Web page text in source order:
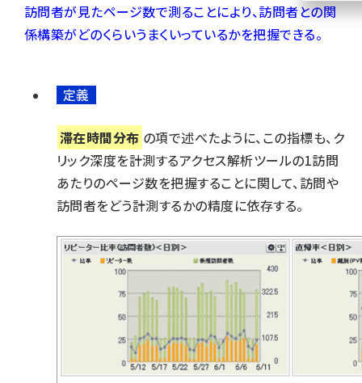
meo (1274)
llmo (1155)
訪問者が見たページ数で測ることにより、訪問者との関
係構築がどのくらいうまくいっているかを把握できる。
定義
滞在時間分布 の項で述べたように、この指標も、ク
リック深度を計測するアクセス解析ツールの1訪問
あたりのページ数を把握することに関して、訪問や
訪問者をどう計測するかの精度に依存する。